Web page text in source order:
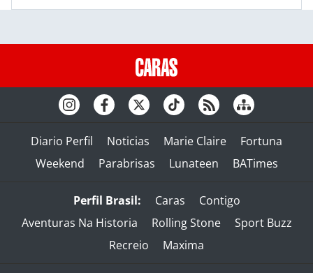
Diario Perfil Noticias Marie Claire
Fortuna
Weekend
Parabrisas Lunateen BATimes
Perfil Brasil: Caras
Contigo
Aventuras Na Historia
Rolling Stone
Sport Buzz
Recreio
Maxima